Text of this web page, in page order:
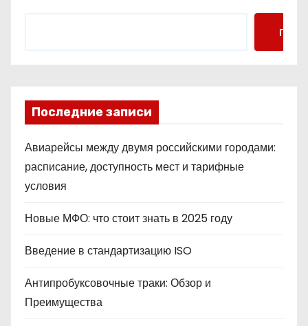
Поиск
Последние записи
Авиарейсы между двумя российскими городами:
расписание, доступность мест и тарифные
условия
Новые МФО: что стоит знать в 2025 году
Введение в стандартизацию ISO
Антипробуксовочные траки: Обзор и
Преимущества